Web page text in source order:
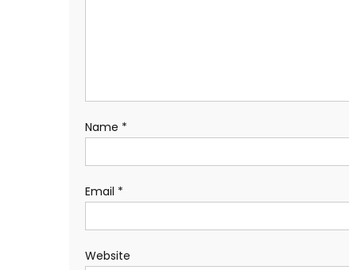
Name *
Email *
Website